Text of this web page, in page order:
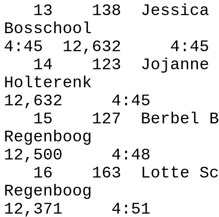
13
138
Jessica
Bosschool
4:45
12,632
4:45
14
123
Jojanne
Holterenk
12,632
4:45
15
127
Berbel
Regenboog
12,500
4:48
16
163
Lotte
Regenboog
12,371
4:51